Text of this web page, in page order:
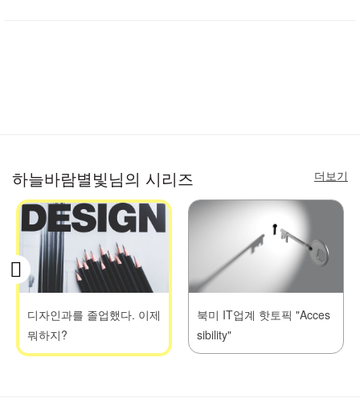
더보기
하늘바람별빛님의 시리즈
디자인과를 졸업했다. 이제
뭐하지?
북미 IT업계 핫토픽 "Acces
sibility"